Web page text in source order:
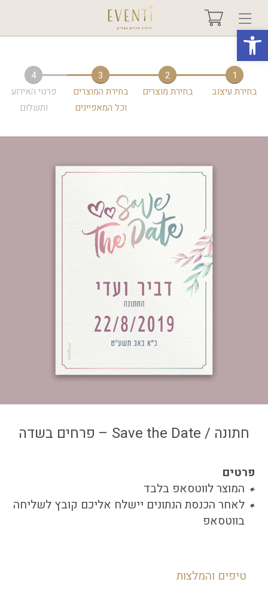
פתח סרגל נגישות
בחר אירוע +
מיוחדים
1
בחירת עיצוב
2
בחירת מוצרים
3
בחירת המוצרים
וכל המאפיינים
4
פרטי האירוע
ותשלום
חתונה / Save the Date – פרחים בשדה
פרטים
המוצר לווטסאפ בלבד
לאחר הכנסת הנתונים יישלח אליכם קובץ לשליחה
בווטסאפ
טיפים והמלצות